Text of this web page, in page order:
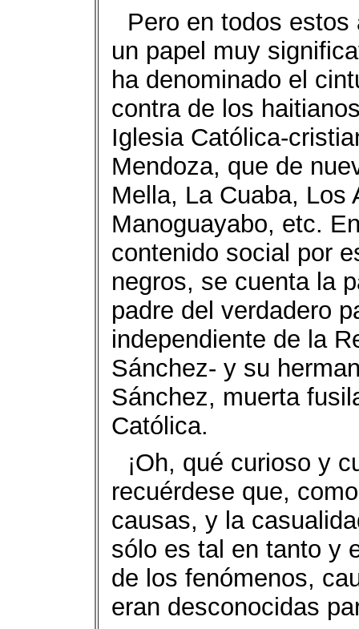
Pero en todos
un papel muy
ha denominado el
contra de los
Iglesia Católica-
Mendoza, que de
Mella, La Cuaba, Los
Manoguayabo, etc.
contenido social por
negros, se cuenta la
padre del verdadero
independiente de la
Sánchez- y su
Sánchez, muerta
Católica.
¡Oh, qué curioso y
recuérdese que,
causas, y la
sólo es tal en tanto y
de los fenómenos,
eran desconocidas